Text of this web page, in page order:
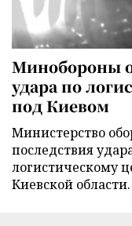
Минобороны
удара по
под Киевом
Министерство
последствия
логистическому
Киевской области.